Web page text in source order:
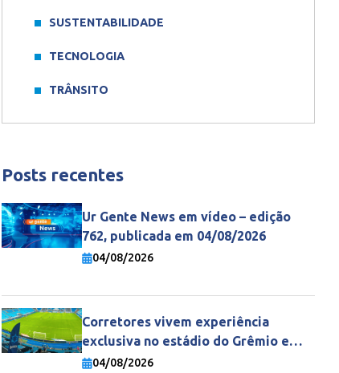
SUSTENTABILIDADE
TECNOLOGIA
TRÂNSITO
Posts recentes
Ur Gente News em vídeo – edição
762, publicada em 04/08/2026
04/08/2026
Corretores vivem experiência
exclusiva no estádio do Grêmio e
fortalecem parceria com a Gente
04/08/2026